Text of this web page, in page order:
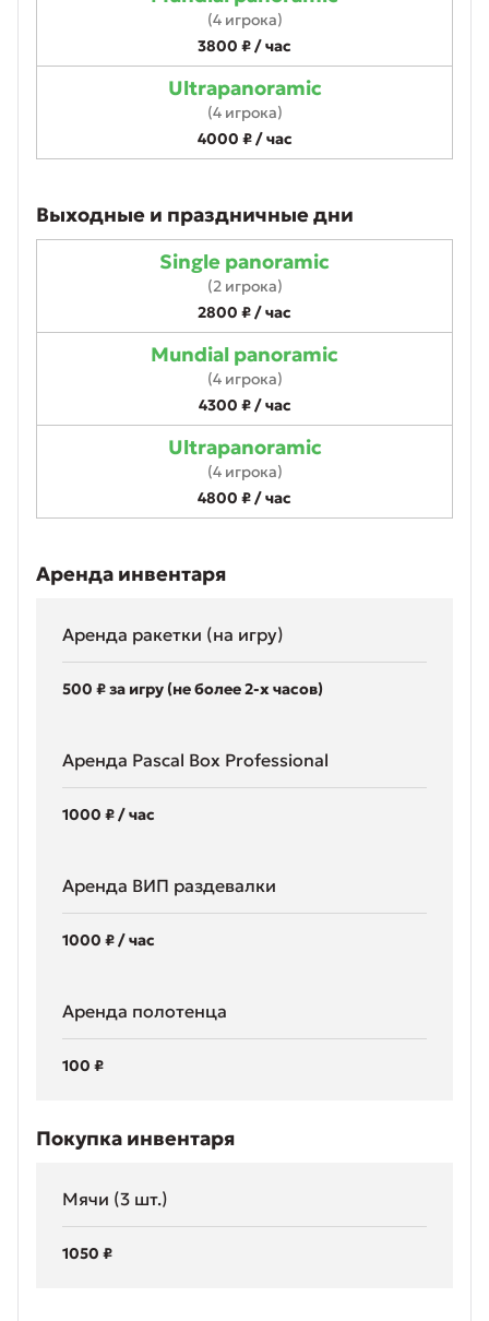
(4 игрока)
3800 ₽ / час
Ultrapanoramic
(4 игрока)
4000 ₽ / час
Выходные и праздничные дни
Single panoramic
(2 игрока)
2800 ₽ / час
Mundial panoramic
(4 игрока)
4300 ₽ / час
Ultrapanoramic
(4 игрока)
4800 ₽ / час
Аренда инвентаря
Аренда ракетки (на игру)
500 ₽ за игру (не более 2-х часов)
Аренда Pascal Box Professional
1000 ₽ / час
Аренда ВИП раздевалки
1000 ₽ / час
Аренда полотенца
100 ₽
Покупка инвентаря
Мячи (3 шт.)
1050 ₽